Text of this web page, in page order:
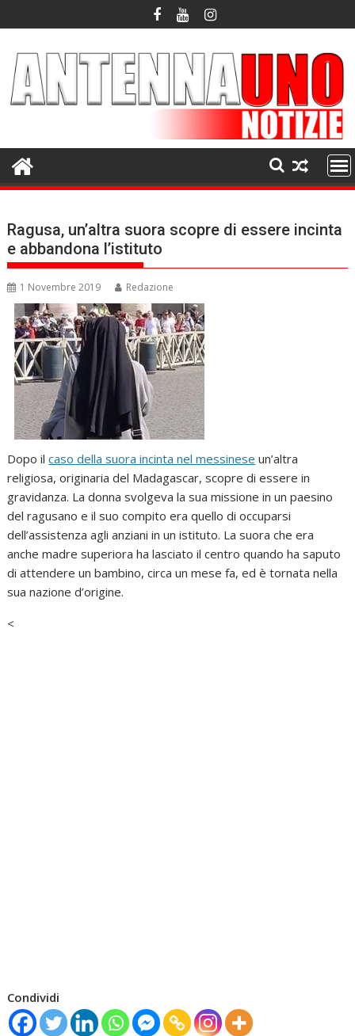
to
Ragusa, un’altra suora scopre di essere incinta
e abbandona l’istituto
1 Novembre 2019 Redazione
Dopo ilcaso della suora incinta nel messinese un’altra
religiosa, originaria del Madagascar, scopre di essere in
gravidanza. La donna svolgeva la sua missione in un paesino
del ragusano e il suo compito era quello di occuparsi
dell’assistenza agli anziani in un istituto. La suora che era
anche madre superiora ha lasciato il centro quando ha saputo
di attendere un bambino, circa un mese fa, ed è tornata nella
sua nazione d’origine.
<
Condividi